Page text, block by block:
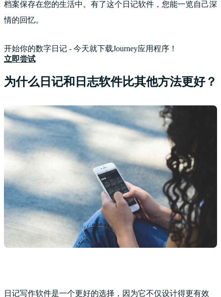
档案保存在您的生活中。有了这个日记软件，您能一览自己深
情的回忆。
开始你的数字日记 - 今天就下载Journey应用程序！
立即尝试
为什么日记和日志软件比其他方法更好？
日记写作软件是一个更好的选择，因为它不仅设计得更有效